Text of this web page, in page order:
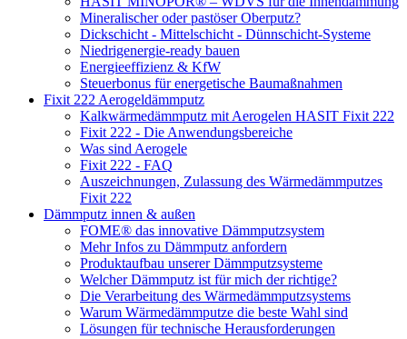
Mineralischer oder pastöser Oberputz?
Dickschicht - Mittelschicht - Dünnschicht-Systeme
Niedrigenergie-ready bauen
Energieeffizienz & KfW
Steuerbonus für energetische Baumaßnahmen
Fixit 222 Aerogeldämmputz
Kalkwärmedämmputz mit Aerogelen HASIT Fixit 222
Fixit 222 - Die Anwendungsbereiche
Was sind Aerogele
Fixit 222 - FAQ
Auszeichnungen, Zulassung des Wärmedämmputzes
Fixit 222
Dämmputz innen & außen
FOME® das innovative Dämmputzsystem
Mehr Infos zu Dämmputz anfordern
Produktaufbau unserer Dämmputzsysteme
Welcher Dämmputz ist für mich der richtige?
Die Verarbeitung des Wärmedämmputzsystems
Warum Wärmedämmputze die beste Wahl sind
Lösungen für technische Herausforderungen